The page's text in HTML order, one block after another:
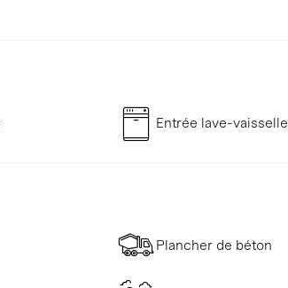
Entrée lave-vaisselle
Plancher de béton